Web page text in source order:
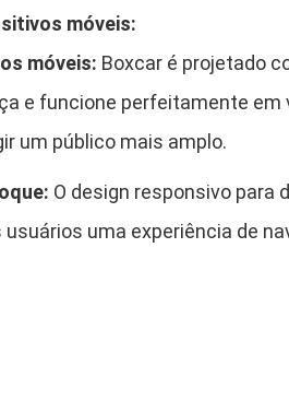
d
e
móveis:
móveis: Boxcar é projetado
e funcione perfeitamente
um público mais amplo.
O design responsivo
usuários uma experiência de